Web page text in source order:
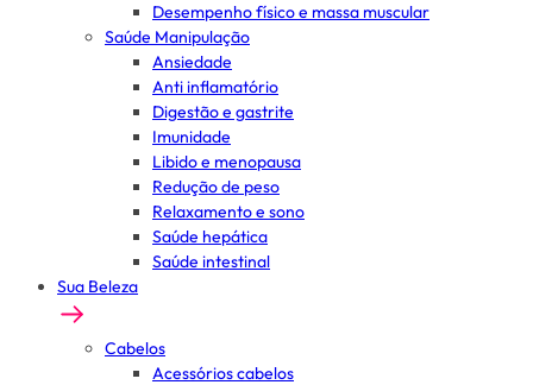
Desempenho físico e massa muscular
Saúde Manipulação
Ansiedade
Anti inflamatório
Digestão e gastrite
Imunidade
Libido e menopausa
Redução de peso
Relaxamento e sono
Saúde hepática
Saúde intestinal
Sua Beleza
Cabelos
Acessórios cabelos